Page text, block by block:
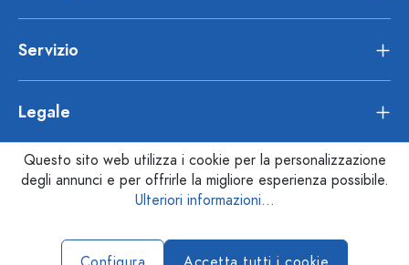
Servizio
Legale
Questo sito web utilizza i cookie per la personalizzazione
degli annunci e per offrirle la migliore esperienza possibile.
Ulteriori informazioni...